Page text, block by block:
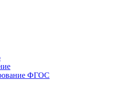
ФГОС